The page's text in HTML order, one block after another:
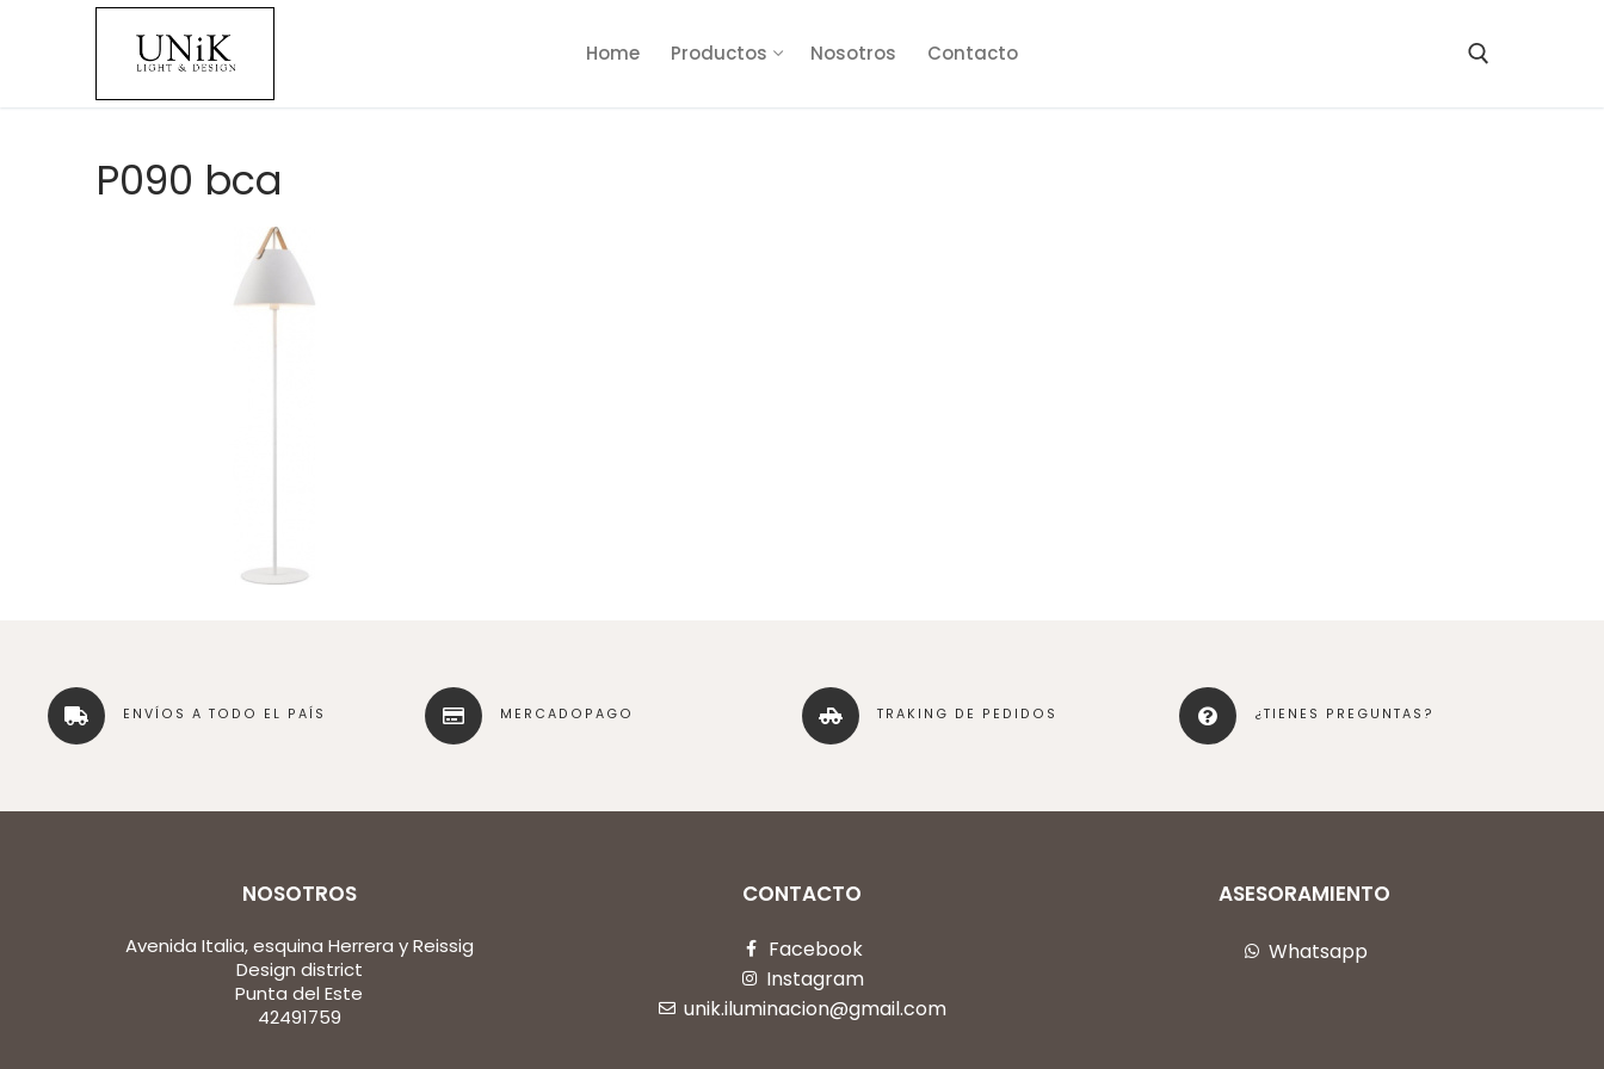
Home Productos Nosotros Contacto
P090 bca
ENVÍOS A TODO EL PAÍS MERCADOPAGO TRAKING DE PEDIDOS ¿TIENES PREGUNTAS?
NOSOTROS
Avenida Italia, esquina Herrera y Reissig
Design district
Punta del Este
42491759
CONTACTO
Facebook
Instagram
unik.iluminacion@gmail.com
ASESORAMIENTO
Whatsapp